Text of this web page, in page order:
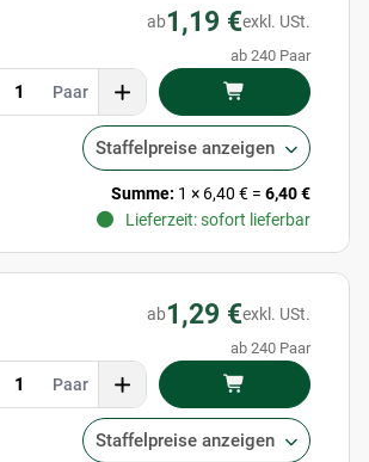
ab1,19 €exkl. USt.
ab 240 Paar
Paar
Staffelpreise anzeigen
Summe: 1 × 6,40 € = 6,40 €
Lieferzeit: sofort lieferbar
ab1,29 €exkl. USt.
ab 240 Paar
Paar
Staffelpreise anzeigen